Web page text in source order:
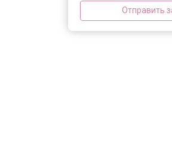
Отправить